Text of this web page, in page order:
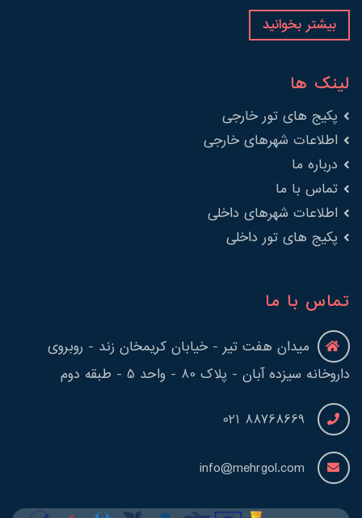
بیشتر بخوانید
لینک ها
پکیج های تور خارجی
اطلاعات شهرهای خارجی
درباره ما
تماس با ما
اطلاعات شهرهای داخلی
پکیج های تور داخلی
تماس با ما
میدان هفت تیر - خیابان کریمخان زند - روبروی
داروخانه سیزده آبان - پلاک 80 - واحد 5 - طبقه دوم
88768669 021
info@mehrgol.com